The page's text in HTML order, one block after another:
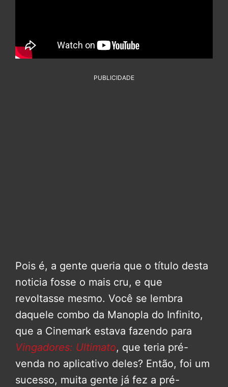
PUBLICIDADE
Pois é, a gente queria que o título desta
noticia fosse o mais cru, e que
revoltasse mesmo. Você se lembra
daquele combo da Manopla do Infinito,
que a Cinemark estava fazendo para
Vingadores: Ultimato, que teria pré-
venda no aplicativo deles? Então, foi um
sucesso, muita gente já fez a pré-